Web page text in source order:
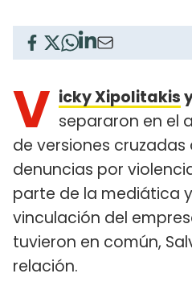
V icky Xipolitakis
separaron en el
de versiones
denuncias por
parte de la mediática
vinculación del
tuvieron en común,
relación.